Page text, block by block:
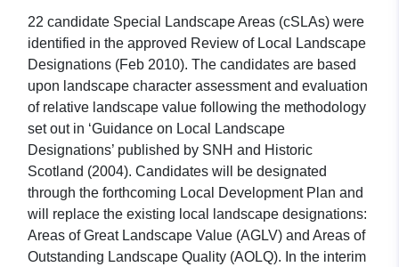
22 candidate Special Landscape Areas (cSLAs) were
identified in the approved Review of Local Landscape
Designations (Feb 2010). The candidates are based
upon landscape character assessment and evaluation
of relative landscape value following the methodology
set out in ‘Guidance on Local Landscape
Designations’ published by SNH and Historic
Scotland (2004). Candidates will be designated
through the forthcoming Local Development Plan and
will replace the existing local landscape designations:
Areas of Great Landscape Value (AGLV) and Areas of
Outstanding Landscape Quality (AOLQ). In the interim